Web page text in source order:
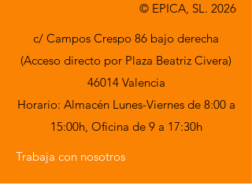
© EPICA, SL. 2026
c/ Campos Crespo 86 bajo derecha
(Acceso directo por Plaza Beatriz Civera)
46014 Valencia
Horario: Almacén Lunes-Viernes de 8:00 a
15:00h, Oficina de 9 a 17:30h
Trabaja con nosotros